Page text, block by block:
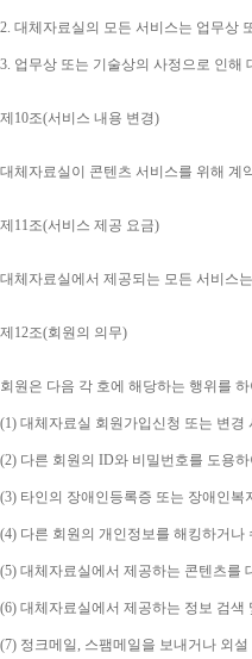
2. 대체자료실의 모든 서비스는 업무상
3. 업무상 또는 기술상의 사정으로 인해
제 10조(서비스 내용 변경)
대체자료실이 콘텐츠 서비스를 위해 계
제 11조(서비스 제공 요금)
대체자료실에서 제공되는 모든 서비스
제 12조(회원의 의무)
회원은 다음 각 호에 해당하는 행위를
(1) 대체자료실 회원가입신청 또는 변경
(2) 다른 회원의 ID와 비밀번호를 도용
(3) 타인의 장애인등록증 또는 장애인
(4) 다른 회원의 개인정보를 해킹하거나
(5) 대체자료실에서 제공하는 콘텐츠를
(6) 대체자료실에서 제공하는 정보 검
(7) 정크메일 , 스팸메일을 보내거나 외